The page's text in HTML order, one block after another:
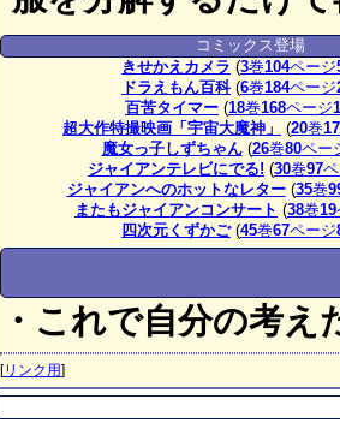
コミックス登場
きせかえカメラ (3巻104ページ
ドラえもん百科(6巻184ページ
百苦タイマー (18巻168ページ1
超大作特撮映画「宇宙大魔神」
(20巻
魔女っ子しずちゃん(26巻80ペー
ジャイアンテレビにでる! (30巻97
ジャイアンへのホットなレター(35巻
またもジャイアンコンサート (38巻19
四次元くずかご(45巻67ページ
・これで自分の考
[リンク用]